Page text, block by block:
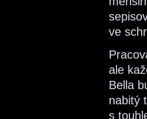
ve
ale
Bella
nabitý
s